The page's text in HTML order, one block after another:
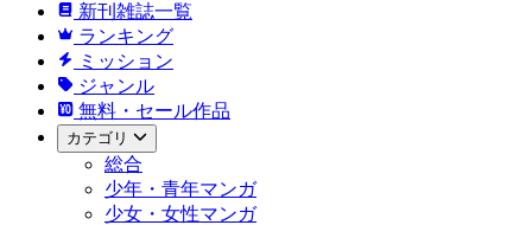
新刊雑誌一覧
ランキング
ミッション
ジャンル
無料・セール作品
カテゴリ
総合
少年・青年マンガ
少女・女性マンガ